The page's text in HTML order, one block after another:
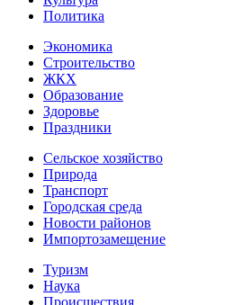
Политика
Экономика
Строительство
ЖКХ
Образование
Здоровье
Праздники
Сельское хозяйство
Природа
Транспорт
Городская среда
Новости районов
Импортозамещение
Туризм
Наука